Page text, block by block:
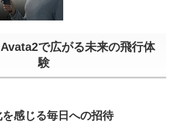
で広がる未来の飛行体
験
感じる毎日への招待